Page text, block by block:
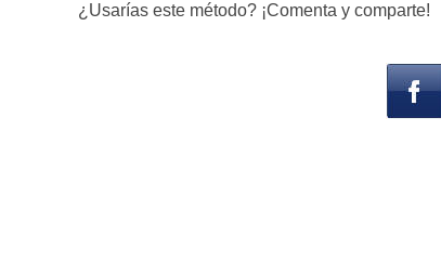
¿Usarías este método? ¡Comenta y comparte!